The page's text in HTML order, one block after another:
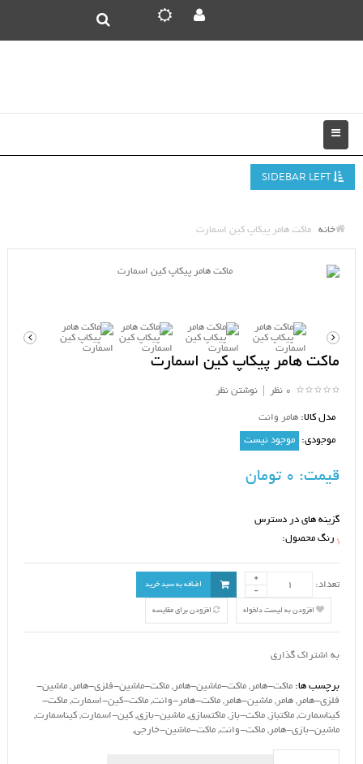
خانه ماکت هامر پیکاپ کین اسمارت
ماکت هامر پیکاپ کین اسمارت
0 نظر نوشتن نظر
مدل کالا: هامر وانت
موجودی: موجود نیست
قیمت:
گزینه های در دسترس
* رنگ محصول:
تعداد: اضافه به سبد خرید
افزودن به لیست دلخواه افزودن برای مقایسه
به اشتراک گذاری
برچسب ها: ماکت-هامر , ماکت-ماشین-هامر , ماکت-ماشین-فلزی-هامر , ماشین-
فلزی-هامر , هامر , ماشین-هامر , ماکت-هامر-وانت, ماکت-کین-اسمارت, ماکت-
کیناسمارت, ماکتباز , ماکت-باز , ماکتسازی, ماشین-بازی, کین-اسمارت, کیناسمارت,
ماشین-بازی-هامر , ماکت-وانت, ماکت-ماشین-خارجی,